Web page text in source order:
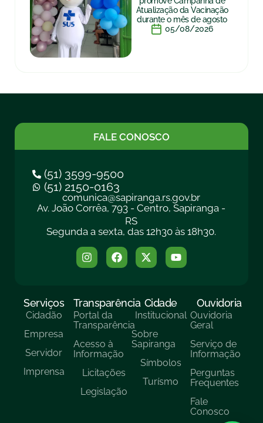
Atualização da Vacinação
durante o mês de agosto
05/08/2026
FALE CONOSCO
(51) 3599-9500
(51) 2150-0163
comunica@sapiranga.rs.gov.br
Av. João Corrêa, 793 - Centro, Sapiranga -
RS
Segunda a sexta, das 12h30 às 18h30.
Serviços
Cidadão
Empresa
Servidor
Imprensa
Transparência
Portal da
Transparência
Acesso à
Informação
Licitações
Legislação
Cidade
Institucional
Sobre
Sapiranga
Símbolos
Turísmo
Ouvidoria
Ouvidoria
Geral
Serviço de
Informação
Perguntas
Frequentes
Fale
Conosco